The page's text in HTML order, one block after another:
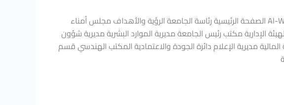
الجامعـــة الوطنيـــة الخاصـــة Al-Wataniya Private University الصفحة الرئيسية رئاسة الجامعة الرؤية والأهداف مجلس أمناء
الإدارية مكتب رئيس الجامعة مديرية الموارد البشرية مديرية شؤون
مديرية الإعلام دائرة الجودة والاعتمادية المكتب الهندسي قسم